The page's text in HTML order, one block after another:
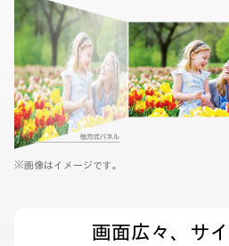
※画像はイメージです。
画面広々、サ